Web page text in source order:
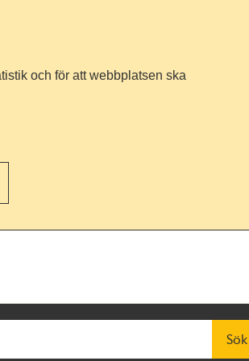
och för att webbplatsen ska
Sök